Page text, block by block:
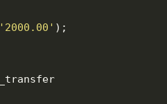
'2000.00'
v_transfer